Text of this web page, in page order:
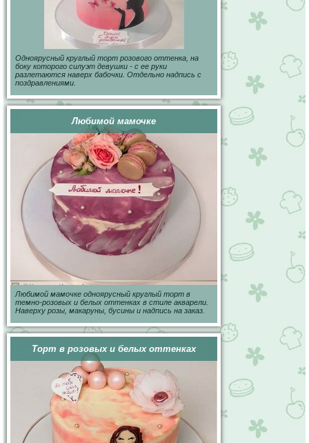
Одноярусный круглый торт розового оттенка, на
боку которого силуэт девушки - с ее руки
разлетаются наверх бабочки. Отдельно надпись с
поздравлениями.
Любимой мамочке
Любимой мамочке одноярусный круглый торт в
темно-розовых и белых оттенках в стиле акварели.
Наверху розы, макаруны, бусины и надпись на заказ.
Торт в розовых и белых оттенках